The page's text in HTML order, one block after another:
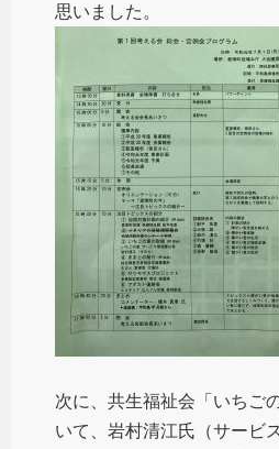
思いました。
次に、共生福祉会「いちご
いて、岩村清江氏（サービ